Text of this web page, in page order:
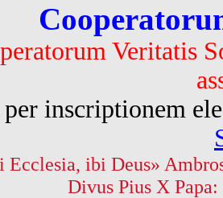
Veritatis
per inscriptionem
Ecclesia, ibi Deus»
Divus Pius X Papa: